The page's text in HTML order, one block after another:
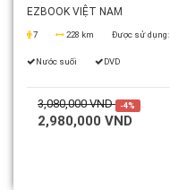
EZBOOK VIỆT NAM
7 228 km Được sử dụng:
Nước suối DVD
3,080,000 VND -4%
2,980,000 VND